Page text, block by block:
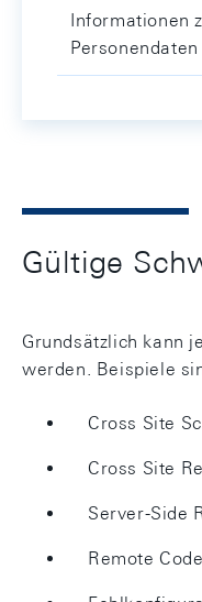
Informationen
Personendaten
Gültige
Grundsätzlich kann
werden. Beispiele
Cross Site
Cross Site
Server-Side
Remote